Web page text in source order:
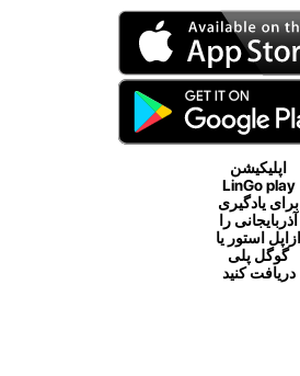
اپلیکیشن
LinGo play
برای یادگیری
آذربایجانی را
ازاپل استور یا
گوگل پلی
دریافت کنید